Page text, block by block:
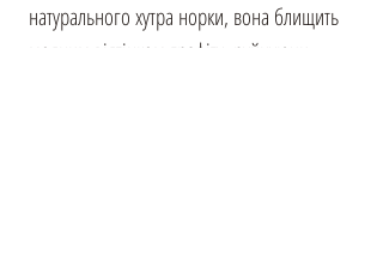
натурального хутра норки, вона блищить
модним відтінком графіту, руйнуючи